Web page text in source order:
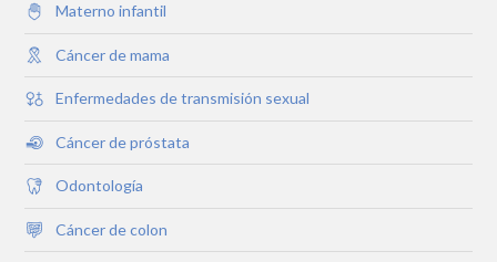
Materno infantil
Cáncer de mama
Enfermedades de transmisión sexual
Cáncer de próstata
Odontología
Cáncer de colon